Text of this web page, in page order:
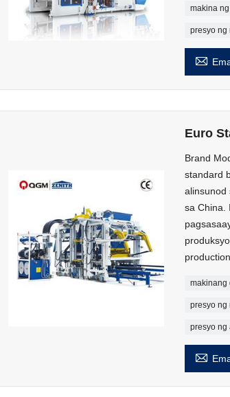
makina
presyo ng

Euro
Brand
standard
alinsunod
sa China.
production.
makinang
presyo ng
presyo ng
